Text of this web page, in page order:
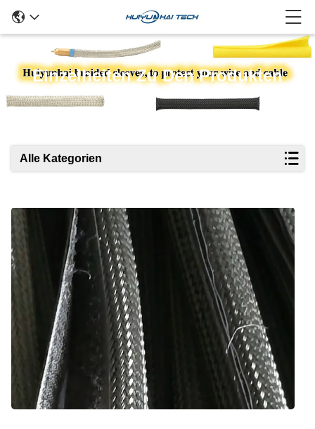
Einzelheiten Zu Den Produkten
Alle Kategorien